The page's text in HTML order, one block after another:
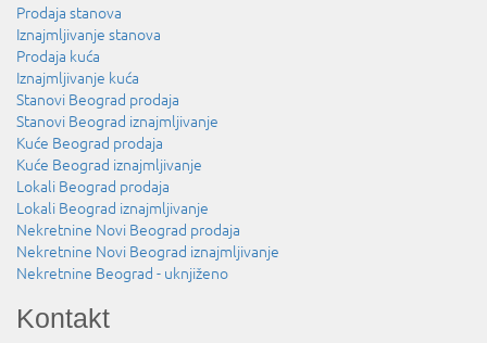
Prodaja stanova
Iznajmljivanje stanova
Prodaja kuća
Iznajmljivanje kuća
Stanovi Beograd prodaja
Stanovi Beograd iznajmljivanje
Kuće Beograd prodaja
Kuće Beograd iznajmljivanje
Lokali Beograd prodaja
Lokali Beograd iznajmljivanje
Nekretnine Novi Beograd prodaja
Nekretnine Novi Beograd iznajmljivanje
Nekretnine Beograd - uknjiženo
Kontakt